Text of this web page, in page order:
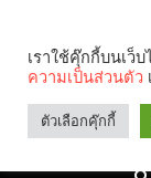
เราใช้คุ๊กกี้บนเว็
ความเป็นส่วนตัว
ตัวเลือกคุ๊กกี้